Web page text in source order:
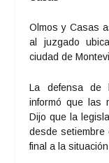
Olmos y Casas
al juzgado
ciudad de
La defensa de
informó que las
Dijo que la
desde
final a la